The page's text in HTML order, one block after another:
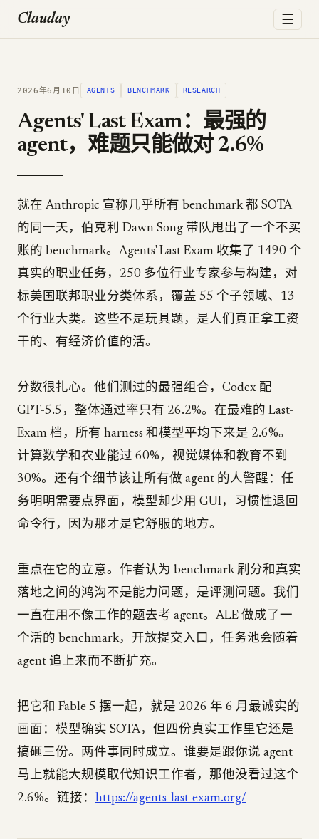
Clauday ☰
2026年6月10日 AGENTS BENCHMARK RESEARCH
Agents' Last Exam：最强的
agent，难题只能做对 2.6%
就在 Anthropic 宣称几乎所有 benchmark 都 SOTA
的同一天，伯克利 Dawn Song 带队甩出了一个不买
账的 benchmark。Agents' Last Exam 收集了 1490 个
真实的职业任务，250 多位行业专家参与构建，对
标美国联邦职业分类体系，覆盖 55 个子领域、13
个行业大类。这些不是玩具题，是人们真正拿工资
干的、有经济价值的活。
分数很扎心。他们测过的最强组合，Codex 配
GPT-5.5，整体通过率只有 26.2%。在最难的 Last-
Exam 档，所有 harness 和模型平均下来是 2.6%。
计算数学和农业能过 60%，视觉媒体和教育不到
30%。还有个细节该让所有做 agent 的人警醒：任
务明明需要点界面，模型却少用 GUI，习惯性退回
命令行，因为那才是它舒服的地方。
重点在它的立意。作者认为 benchmark 刷分和真实
落地之间的鸿沟不是能力问题，是评测问题。我们
一直在用不像工作的题去考 agent。ALE 做成了一
个活的 benchmark，开放提交入口，任务池会随着
agent 追上来而不断扩充。
把它和 Fable 5 摆一起，就是 2026 年 6 月最诚实的
画面：模型确实 SOTA，但四份真实工作里它还是
搞砸三份。两件事同时成立。谁要是跟你说 agent
马上就能大规模取代知识工作者，那他没看过这个
2.6%。链接： https://agents-last-exam.org/